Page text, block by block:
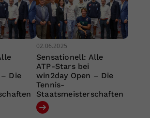
Die
02.06.2025
Sensationell: Alle
ATP-Stars bei
win2day Open – Die
Tennis-
Staatsmeisterschaften